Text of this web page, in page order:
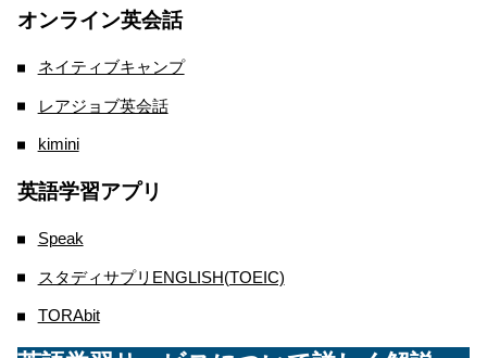
オンライン英会話
ネイティブキャンプ
レアジョブ英会話
kimini
英語学習アプリ
Speak
スタディサプリENGLISH(TOEIC)
TORAbit